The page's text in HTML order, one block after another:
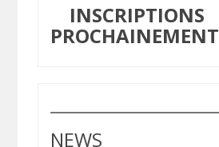
INSCRIPTIONS
PROCHAINEMENT
NEWS